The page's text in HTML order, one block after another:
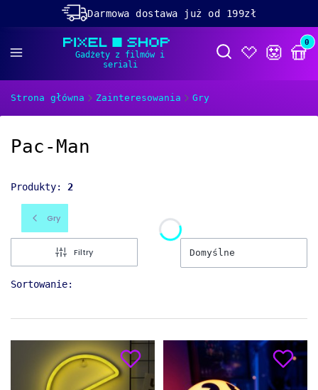
Darmowa dostawa już od 199zł
Rabaty -50% na wybrane produkty
Dolącz do naszego
Otwórz
Strona główna Zainteresowania Gry
Pac-Man
Produkty: 2
Gry
Filtry
Sortowanie:
Domyślne